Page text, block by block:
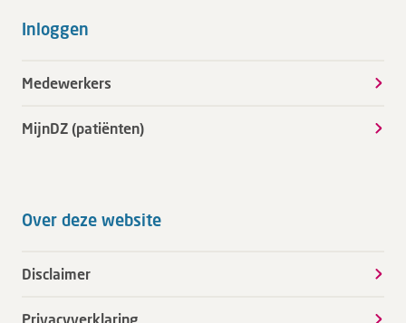
Inloggen
Medewerkers
MijnDZ (patiënten)
Over deze website
Disclaimer
Privacyverklaring